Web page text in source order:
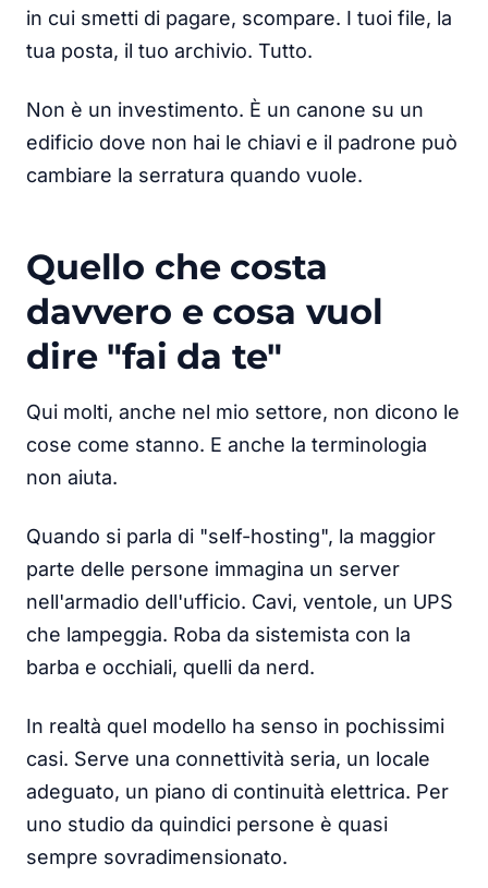
in cui smetti di pagare, scompare. I tuoi file, la
tua posta, il tuo archivio. Tutto.
Non è un investimento. È un canone su un
edificio dove non hai le chiavi e il padrone può
cambiare la serratura quando vuole.
Quello che costa
davvero e cosa vuol
dire "fai da te"
Qui molti, anche nel mio settore, non dicono le
cose come stanno. E anche la terminologia
non aiuta.
Quando si parla di "self-hosting", la maggior
parte delle persone immagina un server
nell'armadio dell'ufficio. Cavi, ventole, un UPS
che lampeggia. Roba da sistemista con la
barba e occhiali, quelli da nerd.
In realtà quel modello ha senso in pochissimi
casi. Serve una connettività seria, un locale
adeguato, un piano di continuità elettrica. Per
uno studio da quindici persone è quasi
sempre sovradimensionato.